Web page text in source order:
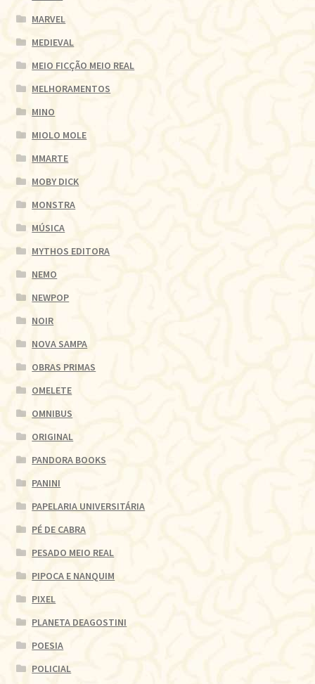
MARVEL
MEDIEVAL
MEIO FICÇÃO MEIO REAL
MELHORAMENTOS
MINO
MIOLO MOLE
MMARTE
MOBY DICK
MONSTRA
MÚSICA
MYTHOS EDITORA
NEMO
NEWPOP
NOIR
NOVA SAMPA
OBRAS PRIMAS
OMELETE
OMNIBUS
ORIGINAL
PANDORA BOOKS
PANINI
PAPELARIA UNIVERSITÁRIA
PÉ DE CABRA
PESADO MEIO REAL
PIPOCA E NANQUIM
PIXEL
PLANETA DEAGOSTINI
POESIA
POLICIAL